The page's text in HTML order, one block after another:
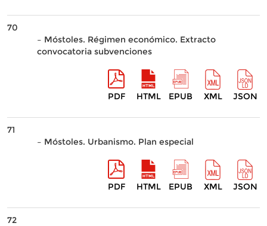
70
– Móstoles. Régimen económico. Extracto
convocatoria subvenciones
PDF HTML EPUB XML JSON
71
– Móstoles. Urbanismo. Plan especial
PDF HTML EPUB XML JSON
72